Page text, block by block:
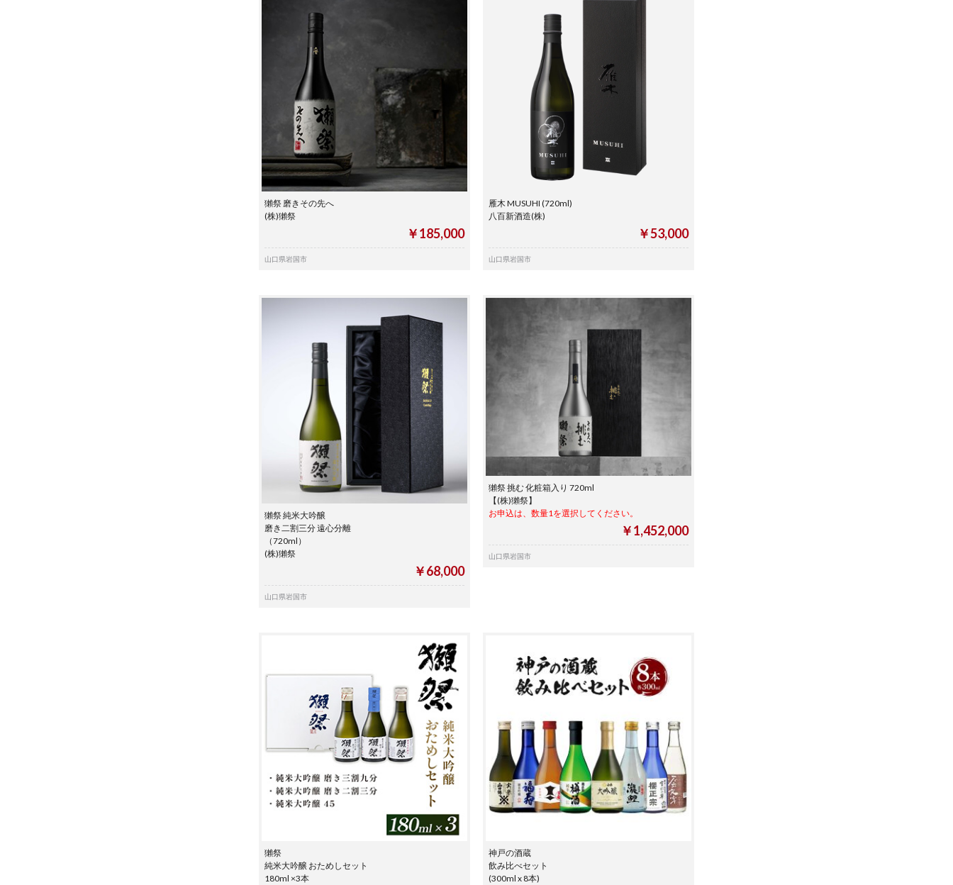
獺祭 磨きその先へ
(株)獺祭
￥185,000
山口県岩国市
雁木 MUSUHI (720ml)
八百新酒造(株)
￥53,000
山口県岩国市
獺祭 純米大吟醸
磨き二割三分 遠心分離
（720ml）
(株)獺祭
￥68,000
山口県岩国市
獺祭 挑む 化粧箱入り 720ml
【(株)獺祭】
お申込は、数量1を選択してください。
￥1,452,000
山口県岩国市
獺祭
純米大吟醸 おためしセット
180ml ×3本
神戸の酒蔵
飲み比べセット
(300ml x 8本)